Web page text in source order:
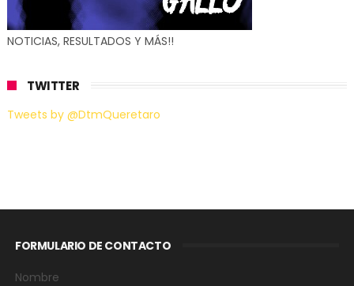
NOTICIAS, RESULTADOS Y MÁS!!
TWITTER
Tweets by @DtmQueretaro
FORMULARIO DE CONTACTO
Nombre